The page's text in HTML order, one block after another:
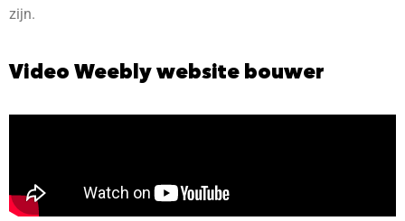
zijn.
Video Weebly website bouwer